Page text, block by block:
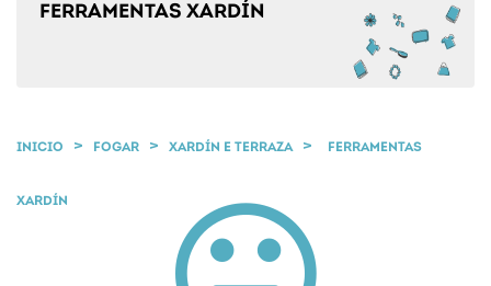
FERRAMENTAS XARDÍN
INICIO FOGAR XARDÍN E TERRAZA FERRAMENTAS
XARDÍN